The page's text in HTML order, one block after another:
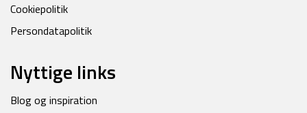
Cookiepolitik
Persondatapolitik
Nyttige links
Blog og inspiration